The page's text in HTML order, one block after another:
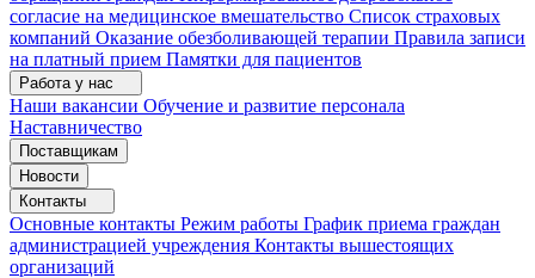
согласие на медицинское вмешательство Список страховых
компаний Оказание обезболивающей терапии Правила записи
на платный прием Памятки для пациентов
Работа у нас
Наши вакансии Обучение и развитие персонала
Наставничество
Поставщикам
Новости
Контакты
Основные контакты Режим работы График приема граждан
администрацией учреждения Контакты вышестоящих
организаций